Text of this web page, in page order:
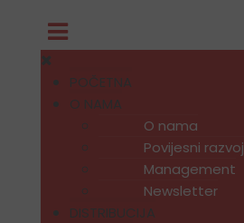
POČETNA
O NAMA
O nama
Povijesni razvoj
Management
Newsletter
DISTRIBUCIJA